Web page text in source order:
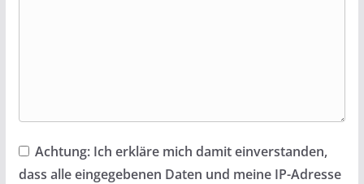
Achtung:Ich erkläre mich damit einverstanden,
dass alle eingegebenen Daten und meine IP-Adresse